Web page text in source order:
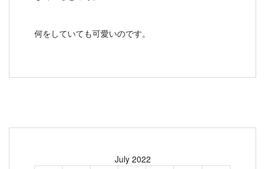
何をしていても可愛いのです。
July 2022